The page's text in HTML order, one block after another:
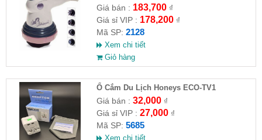
HĐ )
Giá bán : 183,700₫
Giá sỉ VIP : 178,200₫
Mã SP: 2128
Xem chi tiết
Giỏ hàng
Ổ Cắm Du Lịch Honeys ECO-TV1
Giá bán : 32,000₫
Giá sỉ VIP : 27,000₫
Mã SP: 5685
Xem chi tiết